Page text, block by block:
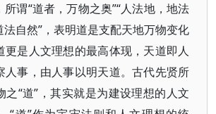
谓“道者，万物之奥”“人法地，地法
自然”，表明道是支配天地万物变化
更是人文理想的最高体现，天道即人
人事，由人事以明天道。古代先贤所
之“道”，其实就是为建设理想的人文